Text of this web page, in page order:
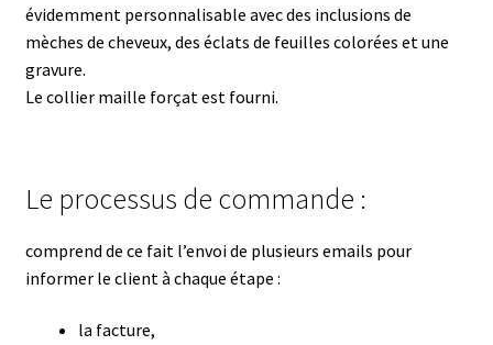
évidemment personnalisable avec des inclusions de
mèches de cheveux, des éclats de feuilles colorées et une
gravure.
Le collier maille forçat est fourni.
Le processus de commande :
comprend de ce fait l’envoi de plusieurs emails pour
informer le client à chaque étape :
la facture,